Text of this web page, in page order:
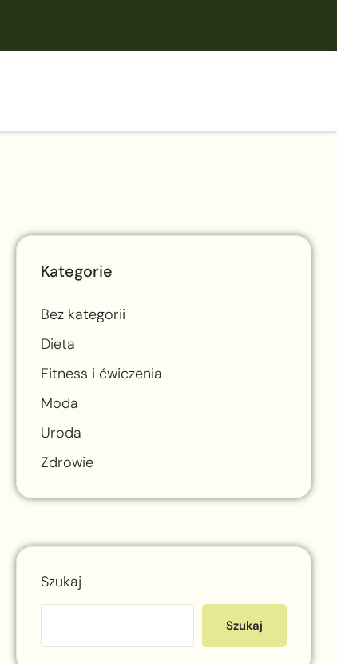
Kategorie
Bez kategorii
Dieta
Fitness i ćwiczenia
Moda
Uroda
Zdrowie
Szukaj
Szukaj